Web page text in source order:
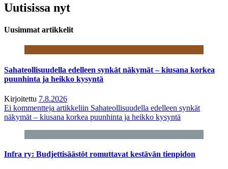
Uutisissa nyt
Uusimmat artikkelit
Sahateollisuudella edelleen synkät näkymät – kiusana korkea
puunhinta ja heikko kysyntä
Kirjoitettu 7.8.2026
Ei kommentteja artikkeliin Sahateollisuudella edelleen synkät
näkymät – kiusana korkea puunhinta ja heikko kysyntä
Infra ry: Budjettisäästöt romuttavat kestävän tienpidon